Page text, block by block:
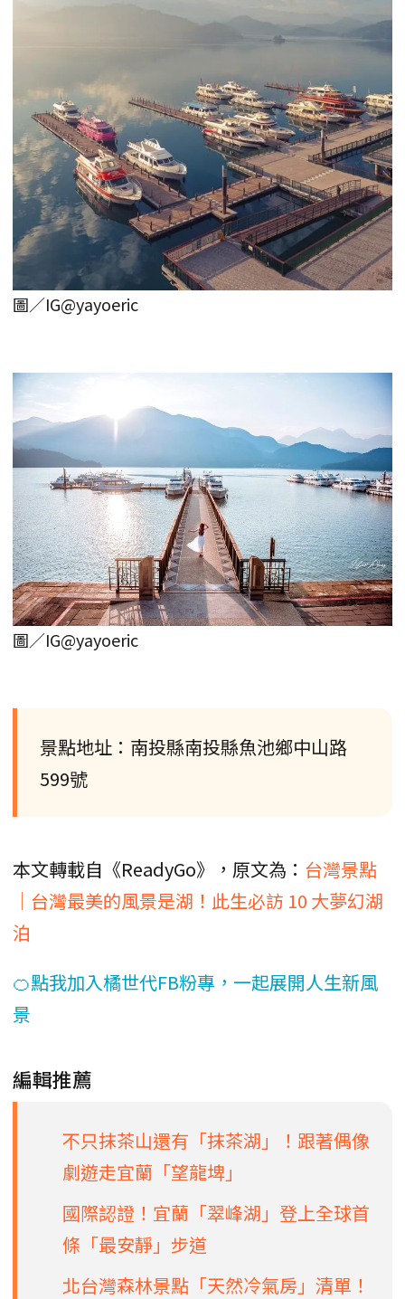
圖／IG@yayoeric
圖／IG@yayoeric
景點地址：南投縣南投縣魚池鄉中山路
599號
本文轉載自《ReadyGo》，原文為： 台灣景點
｜台灣最美的風景是湖！此生必訪 10 大夢幻湖
泊
🍊點我加入橘世代FB粉專，一起展開人生新風
景
編輯推薦
不只抹茶山還有「抹茶湖」！跟著偶像
劇遊走宜蘭「望龍埤」
國際認證！宜蘭「翠峰湖」登上全球首
條「最安靜」步道
北台灣森林景點「天然冷氣房」清單！